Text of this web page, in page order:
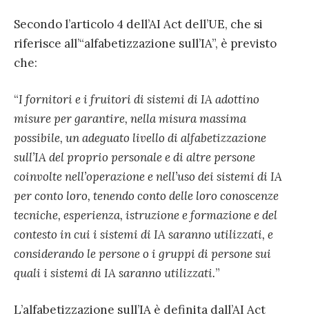
Secondo l’articolo 4 dell’AI Act dell’UE, che si
riferisce all’“alfabetizzazione sull’IA”, è previsto
che:
“I fornitori e i fruitori di sistemi di IA adottino
misure per garantire, nella misura massima
possibile, un adeguato livello di alfabetizzazione
sull’IA del proprio personale e di altre persone
coinvolte nell’operazione e nell’uso dei sistemi di IA
per conto loro, tenendo conto delle loro conoscenze
tecniche, esperienza, istruzione e formazione e del
contesto in cui i sistemi di IA saranno utilizzati, e
considerando le persone o i gruppi di persone sui
quali i sistemi di IA saranno utilizzati.”
L’alfabetizzazione sull’IA è definita dall’AI Act